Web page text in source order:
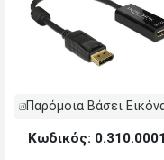
Παρόμοια Βάσει
Κωδικός: